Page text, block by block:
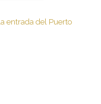
entrada del Puerto